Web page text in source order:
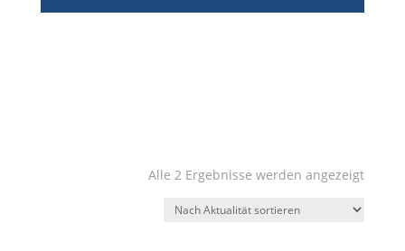
Alle 2 Ergebnisse werden angezeigtNach